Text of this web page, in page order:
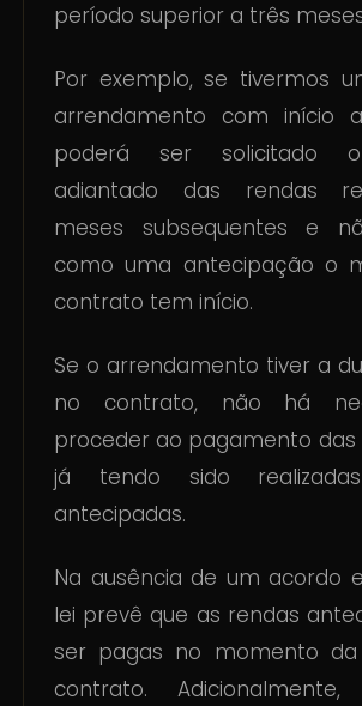
período superior a três
Por exemplo, se tivermos
arrendamento com início
poderá ser solicitado
adiantado das rendas
meses subsequentes e
como uma antecipação o
contrato tem início.
Se o arrendamento tiver a
no contrato, não há
proceder ao pagamento das
já tendo sido
antecipadas.
Na ausência de um acordo
lei prevê que as rendas
ser pagas no momento da
contrato.